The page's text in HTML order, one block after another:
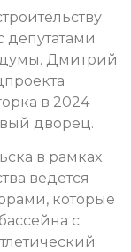
депутатами
Дмитрий
в 2024
дворец.
в рамках
ведется
которые
с